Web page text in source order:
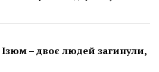
Ізюм – двоє людей загинули,